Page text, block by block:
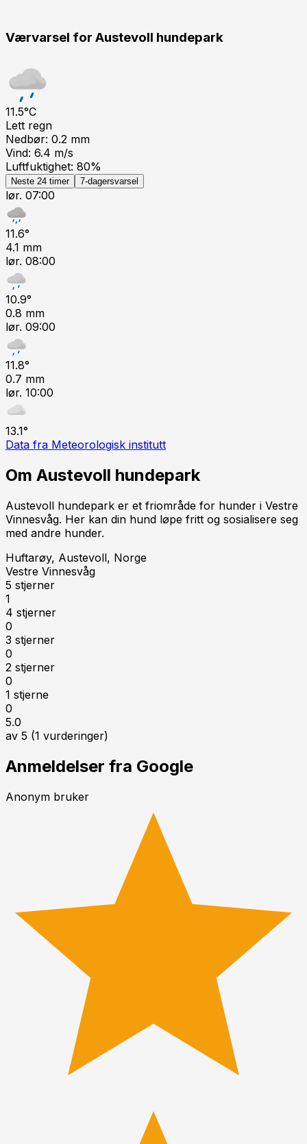
Værvarsel for Austevoll hundepark
11.5°C
Lett regn
Nedbør: 0.2 mm
Vind: 6.4 m/s
Luftfuktighet: 80%
Neste 24 timer 7-dagersvarsel
lør. 07:00
11.6°
4.1 mm
lør. 08:00
10.9°
0.8 mm
lør. 09:00
11.8°
0.7 mm
lør. 10:00
13.1°
Data fra Meteorologisk institutt
Om Austevoll hundepark
Austevoll hundepark er et friområde for hunder i Vestre
Vinnesvåg. Her kan din hund løpe fritt og sosialisere seg
med andre hunder.
Huftarøy, Austevoll, Norge
Vestre Vinnesvåg
5 stjerner
1
4 stjerner
0
3 stjerner
0
2 stjerner
0
1 stjerne
0
5.0
av 5 (1 vurderinger)
Anmeldelser fra Google
Anonym bruker